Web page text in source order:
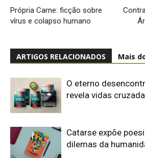
Própria Carne: ficção sobre
vírus e colapso humano
ARTIGOS RELACIONADOS Mais
O eterno
revela vidas
Catarse expõe
dilemas da